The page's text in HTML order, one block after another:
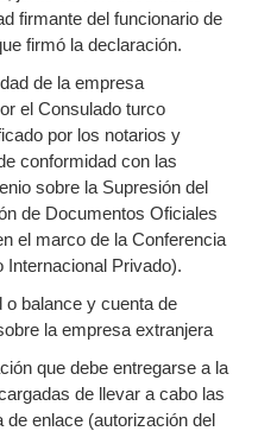
firmante del funcionario de
firmó la declaración.
de la empresa
el Consulado turco
por los notarios y
conformidad con las
sobre la Supresión del
de Documentos Oficiales
el marco de la Conferencia
Internacional Privado).
o balance y cuenta de
la empresa extranjera
que debe entregarse a la
de llevar a cabo las
de enlace (autorización del